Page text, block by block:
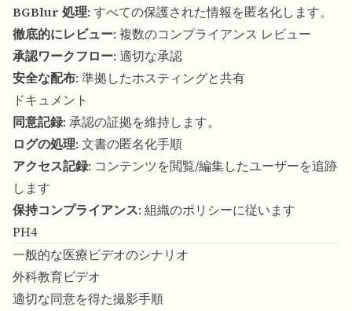
BGBlur 処理: すべての保護された情報を匿名化します。
徹底的にレビュー: 複数のコンプライアンス レビュー
承認ワークフロー: 適切な承認
安全な配布: 準拠したホスティングと共有
ドキュメント
同意記録: 承認の証拠を維持します。
ログの処理: 文書の匿名化手順
アクセス記録: コンテンツを閲覧/編集したユーザーを追跡
します
保持コンプライアンス: 組織のポリシーに従います
PH4
一般的な医療ビデオのシナリオ
外科教育ビデオ
適切な同意を得た撮影手順